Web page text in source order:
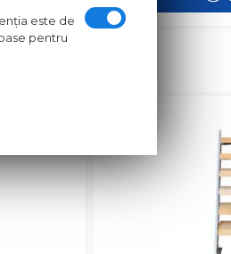
este de
pentru